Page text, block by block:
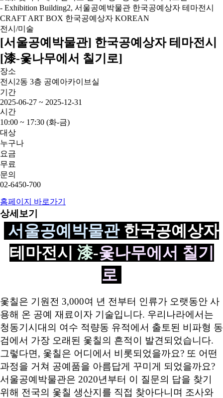
전시/미술
[서울공예박물관] 한국공예상자 테마전시
[漆-옻나무에서 칠기로]
장소
전시2동 3층 공예아카이브실
기간
2025-06-27 ~ 2025-12-31
시간
10:00 ~ 17:30 (화-금)
대상
누구나
요금
무료
문의
02-6450-700
홈페이지 바로가기
상세보기
서울공예박물관 한국공예상자
테마전시 漆-옻나무에서 칠기
로
옻칠은 기원전 3,000여 년 전부터 인류가 오랫동안 사
용해 온 공예 재료이자 기술입니다. 우리나라에서는
청동기시대의 여수 적량동 유적에서 출토된 비파형 동
검에서 가장 오래된 옻칠의 흔적이 발견되었습니다.
그렇다면, 옻칠은 어디에서 비롯되었을까요? 또 어떤
과정을 거쳐 공예품을 아름답게 꾸미게 되었을까요?
서울공예박물관은 2020년부터 이 질문의 답을 찾기
위해 전국의 옻칠 생산지를 직접 찾아다니며 조사와